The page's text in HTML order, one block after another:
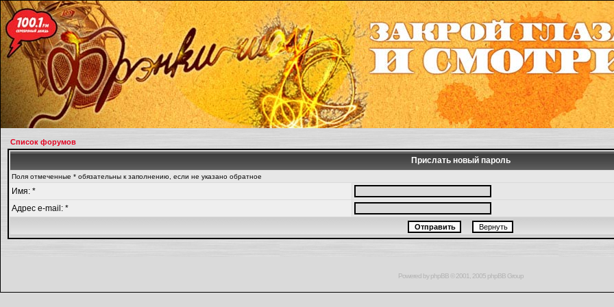
Список форумов
Прислать новый пароль
Поля отмеченные * обязательны к заполнению, если не указано обратное
Имя: *
Адрес e-mail: *
Powered byphpBB© 2001, 2005 phpBB Group